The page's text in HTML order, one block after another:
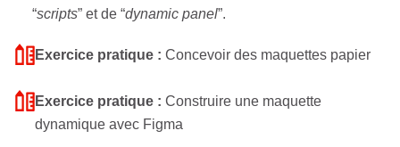
“scripts” et de “dynamic panel”.
Exercice pratique : Concevoir des maquettes papier
Exercice pratique : Construire une maquette
dynamique avec Figma